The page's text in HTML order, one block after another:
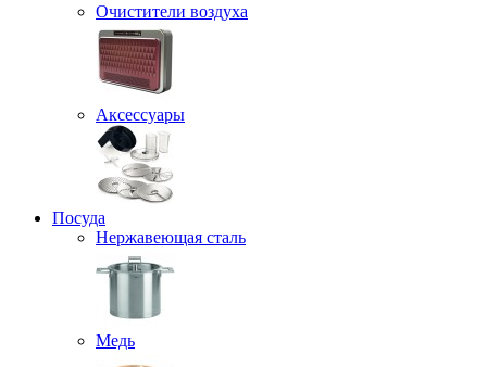
Очистители воздуха
Аксессуары
Посуда
Нержавеющая сталь
Медь